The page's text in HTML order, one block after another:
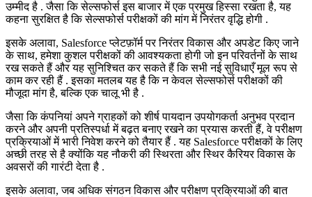
उम्मीद है . जैसा कि सेल्सफोर्स इस बाजार में एक प्रमुख हिस्सा रखता है, यह
कहना सुरक्षित है कि सेल्सफोर्स परीक्षकों की मांग में निरंतर वृद्धि होगी .
इसके अलावा, Salesforce प्लेटफ़ॉर्म पर निरंतर विकास और अपडेट किए जाने
के साथ, हमेशा कुशल परीक्षकों की आवश्यकता होगी जो इन परिवर्तनों के साथ
रख सकते हैं और यह सुनिश्चित कर सकते हैं कि सभी नई सुविधाएँ मूल रूप से
काम कर रही हैं . इसका मतलब यह है कि न केवल सेल्सफोर्स परीक्षकों की
मौजूदा मांग है, बल्कि एक चालू भी है .
जैसा कि कंपनियां अपने ग्राहकों को शीर्ष पायदान उपयोगकर्ता अनुभव प्रदान
करने और अपनी प्रतिस्पर्धा में बढ़त बनाए रखने का प्रयास करती हैं, वे परीक्षण
प्रक्रियाओं में भारी निवेश करने को तैयार हैं . यह Salesforce परीक्षकों के लिए
अच्छी तरह से है क्योंकि यह नौकरी की स्थिरता और स्थिर कैरियर विकास के
अवसरों की गारंटी देता है .
इसके अलावा, जब अधिक संगठन विकास और परीक्षण प्रक्रियाओं की बात